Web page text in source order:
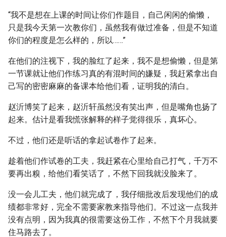
“我不是想在上课的时间让你们作题目，自己闲闲的偷懒，
只是我今天第一次教你们，虽然我有做过准备，但是不知道
你们的程度是怎么样的，所以……”
在他们的注视下，我的脸红了起来，我不是想偷懒，但是第
一节课就让他们作练习真的有混时间的嫌疑，我赶紧拿出自
己写的密密麻麻的备课本给他们看，证明我的清白。
赵沂博笑了起来，赵沂轩虽然没有笑出声，但是嘴角也扬了
起来。估计是看我慌张解释的样子觉得很乐，真坏心。
不过，他们还是听话的拿起试卷作了起来。
趁着他们作试卷的工夫，我赶紧在心里给自己打气，千万不
要再出糗，给他们看笑话了，不然下回我就没脸来了。
没一会儿工夫，他们就完成了，我仔细批改后发现他们的成
绩都非常好，完全不需要家教来指导他们。不过这一点我并
没有点明，因为我真的很需要这份工作，不然下个月我就要
住马路去了。